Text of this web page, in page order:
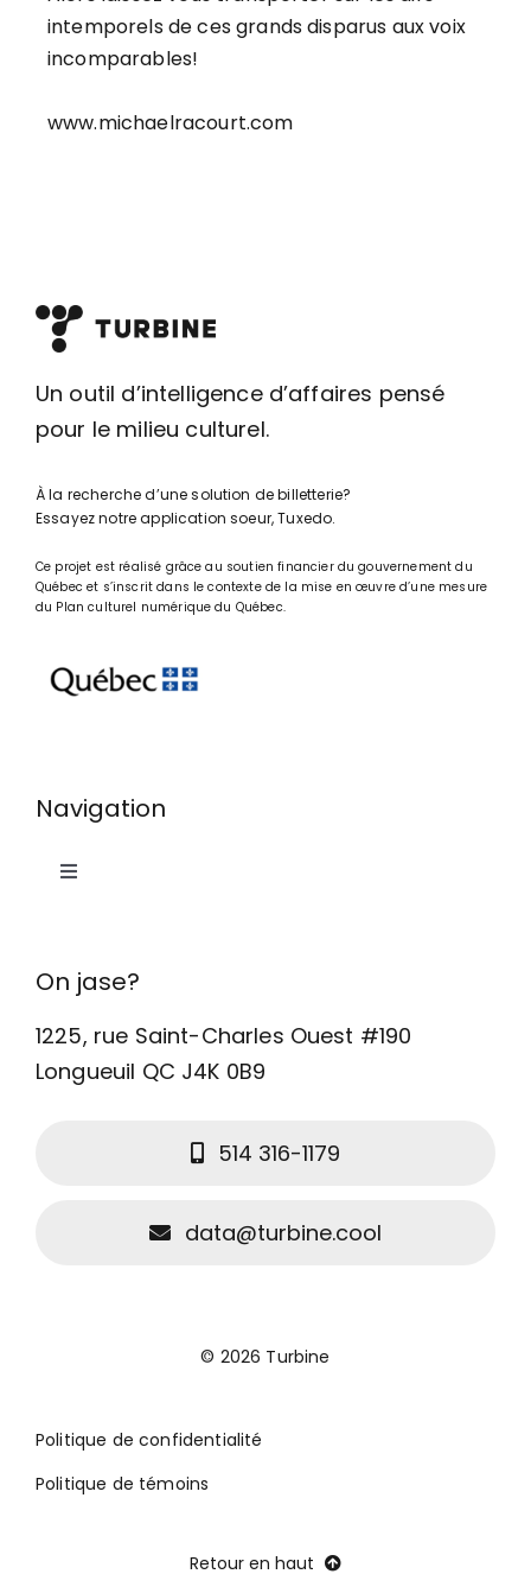
intemporels de ces grands disparus aux voix
incomparables!
www.michaelracourt.com
Un outil d’intelligence d’affaires pensé
pour le milieu culturel.
À la recherche d’une solution de billetterie?
Essayez notre application soeur,Tuxedo.
Ce projet est réalisé grâce au soutien financier du gouvernement du
Québec et s’inscrit dans le contexte de la mise en œuvre d’une mesure
du Plan culturel numérique du Québec.
Navigation
Toggle
C’est pour qui?
Quelques exemples
On jase?
1225, rue Saint-Charles Ouest #190
Longueuil QC J4K 0B9
514 316-1179
data@turbine.cool
© 2026 Turbine
Politique de confidentialité
Politique de témoins
Retour en haut